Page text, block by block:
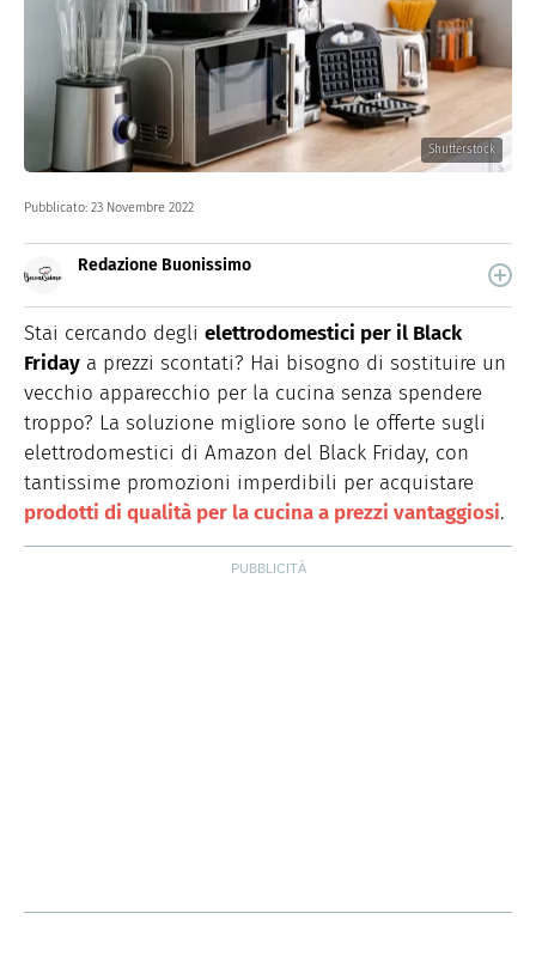
Shutterstock
Pubblicato: 23 Novembre 2022
Redazione Buonissimo
quale trovi idee veloci, facili e spiegate passo passo.
Stai cercando degli elettrodomestici per il Black
Friday a prezzi scontati? Hai bisogno di sostituire un
vecchio apparecchio per la cucina senza spendere
troppo? La soluzione migliore sono le offerte sugli
elettrodomestici di Amazon del Black Friday, con
tantissime promozioni imperdibili per acquistare
prodotti di qualità per la cucina a prezzi vantaggiosi.